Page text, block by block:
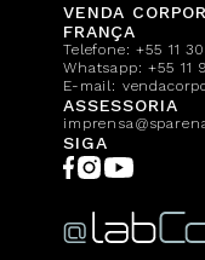
VENDA
FRANÇA
Telefone:+55 11
Whatsapp:+55 11
E-mail:
ASSESSORIA
SIGA